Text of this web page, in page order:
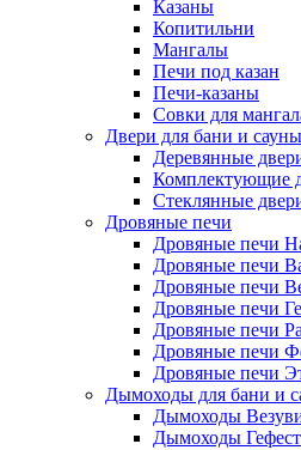
Казаны
Копитильни
Мангалы
Печи под казан
Печи-казаны
Совки для
Двери для бани и сауны
Деревянные
Комплектующие
Стеклянные
Дровяные печи
Дровяные печи
Дровяные печи
Дровяные печи
Дровяные печи
Дровяные печи
Дровяные печи
Дровяные печи
Дымоходы для бани и
Дымоходы
Дымоходы Гефест